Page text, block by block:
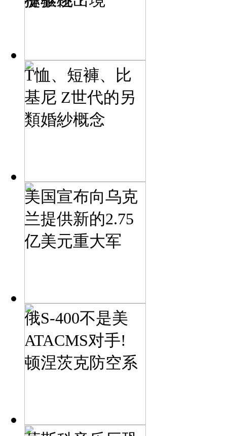
T恤、短褲、比
基尼 Z世代的另
類婚紗概念
美国宣布向乌克
兰提供新的2.75
亿美元重大军
俄S-400不是美
ATACMS对手!
顿涅茨克防空系